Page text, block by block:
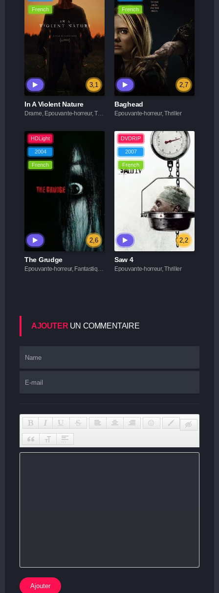
French
3,1
In A Violent Nature
Drame, Epouvante-horreur, Thriller
French
2,7
Baghead
Epouvante-horreur, Thriller
HDLight
2004
French
2,6
The Grudge
Epouvante-horreur, Fantastique, Thriller
DVDRIP
2007
French
2,2
Saw 4
Epouvante-horreur, Thriller
AJOUTER UN COMMENTAIRE
Ajouter